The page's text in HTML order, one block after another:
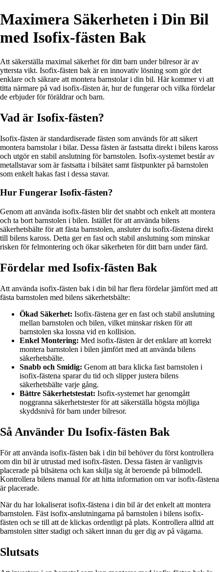
Maximera Säkerheten i Din Bil
med Isofix-fästen Bak
Att säkerställa maximal säkerhet för ditt barn under bilresor är av
yttersta vikt. Isofix-fästen bak är en innovativ lösning som gör det
enklare och säkrare att montera barnstolar i din bil. Här kommer vi att
titta närmare på vad isofix-fästen är, hur de fungerar och vilka fördelar
de erbjuder för föräldrar och barn.
Vad är Isofix-fästen?
Isofix-fästen är standardiserade fästen som används för att säkert
montera barnstolar i bilar. Dessa fästen är fastsatta direkt i bilens kaross
och utgör en stabil anslutning för barnstolen. Isofix-systemet består av
metallstavar som är fastsatta i bilsätet samt fästpunkter på barnstolen
som enkelt hakas fast i dessa stavar.
Hur Fungerar Isofix-fästen?
Genom att använda isofix-fästen blir det snabbt och enkelt att montera
och ta bort barnstolen i bilen. Istället för att använda bilens
säkerhetsbälte för att fästa barnstolen, ansluter du isofix-fästena direkt
till bilens kaross. Detta ger en fast och stabil anslutning som minskar
risken för felmontering och ökar säkerheten för ditt barn under färd.
Fördelar med Isofix-fästen Bak
Att använda isofix-fästen bak i din bil har flera fördelar jämfört med att
fästa barnstolen med bilens säkerhetsbälte:
Ökad Säkerhet: Isofix-fästena ger en fast och stabil anslutning
mellan barnstolen och bilen, vilket minskar risken för att
barnstolen ska lossna vid en kollision.
Enkel Montering: Med isofix-fästen är det enklare att korrekt
montera barnstolen i bilen jämfört med att använda bilens
säkerhetsbälte.
Snabb och Smidig: Genom att bara klicka fast barnstolen i
isofix-fästena sparar du tid och slipper justera bilens
säkerhetsbälte varje gång.
Bättre Säkerhetstestat: Isofix-systemet har genomgått
noggranna säkerhetstester för att säkerställa högsta möjliga
skyddsnivå för barn under bilresor.
Så Använder Du Isofix-fästen Bak
För att använda isofix-fästen bak i din bil behöver du först kontrollera
om din bil är utrustad med isofix-fästen. Dessa fästen är vanligtvis
placerade på bilsätena och kan skilja sig åt beroende på bilmodell.
Kontrollera bilens manual för att hitta information om var isofix-fästena
är placerade.
När du har lokaliserat isofix-fästena i din bil är det enkelt att montera
barnstolen. Fäst isofix-anslutningarna på barnstolen i bilens isofix-
fästen och se till att de klickas ordentligt på plats. Kontrollera alltid att
barnstolen sitter stadigt och säkert innan du ger dig av på vägarna.
Slutsats